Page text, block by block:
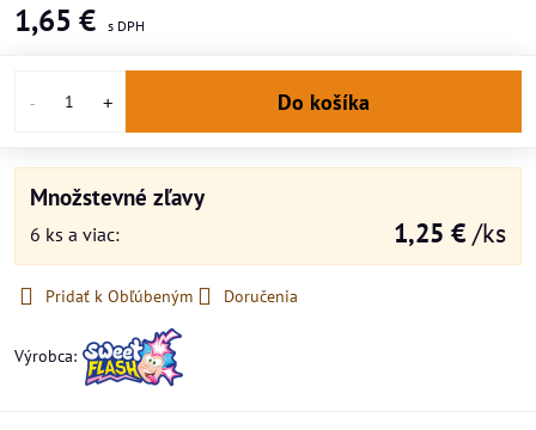
1,65 €
Do košíka
Množstevné zľavy
6 ks a viac: 1,25 € /ks
Pridať k Obľúbeným Doručenia
Výrobca: